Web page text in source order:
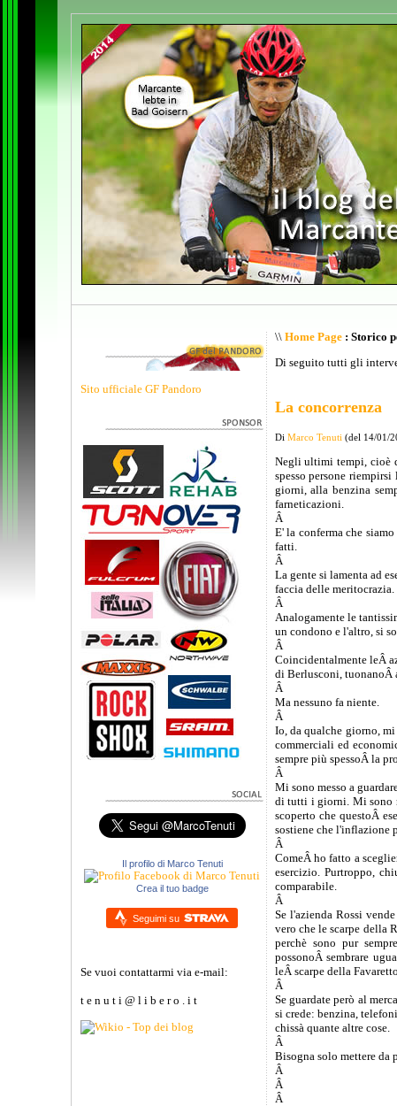
Sito ufficiale GF Pandoro
Il profilo di Marco Tenuti
Crea il tuo badge
Seguimi su
Se vuoi contattarmi via e-mail:
t e n u t i @ l i b e r o . i t
\\ Home Page: Storico
Di seguito tutti gli
La concorrenza
Di Marco Tenuti(del 14/01/
Negli ultimi tempi, cioè
spesso persone
giorni, alla benzina
farneticazioni.
Â
E' la conferma che
fatti.
Â
La gente si lamenta ad
faccia delle meritocrazia.
Â
Analogamente le
un condono e l'altro, si
Â
Coincidentalmente leÂ
di Berlusconi, tuonanoÂ
Â
Ma nessuno fa niente.
Â
Io, da qualche giorno,
commerciali ed
sempre più spessoÂ la
Â
Mi sono messo a
di tutti i giorni. Mi sono
scoperto che questoÂ
sostiene che l'inflazione
Â
ComeÂ ho fatto a
esercizio. Purtroppo,
comparabile.
Â
Se l'azienda Rossi
vero che le scarpe della
perchè sono pur
possonoÂ sembrare
leÂ scarpe della
Â
Se guardate però al
si crede: benzina,
chissà quante altre cose.
Â
Bisogna solo mettere da
Â
Â
Â